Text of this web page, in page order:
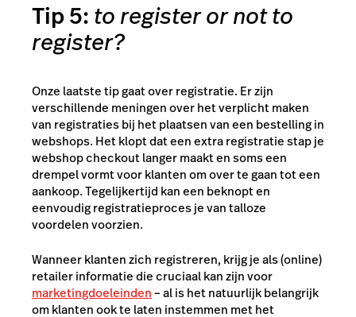
Tip 5: to register or not to
register?
Onze laatste tip gaat over registratie. Er zijn
verschillende meningen over het verplicht maken
van registraties bij het plaatsen van een bestelling in
webshops. Het klopt dat een extra registratie stap je
webshop checkout langer maakt en soms een
drempel vormt voor klanten om over te gaan tot een
aankoop. Tegelijkertijd kan een beknopt en
eenvoudig registratieproces je van talloze
voordelen voorzien.
Wanneer klanten zich registreren, krijg je als (online)
retailer informatie die cruciaal kan zijn voor
marketingdoeleinden– al is het natuurlijk belangrijk
om klanten ook te laten instemmen met het